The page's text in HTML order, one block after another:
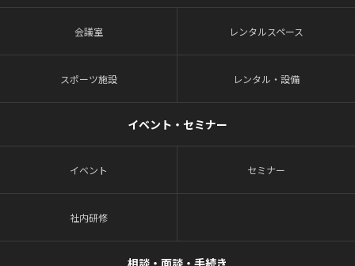
会議室 レンタルスペース
スポーツ施設 レンタル・設備
イベント・セミナー
イベント セミナー
社内研修
相談・面談・手続き